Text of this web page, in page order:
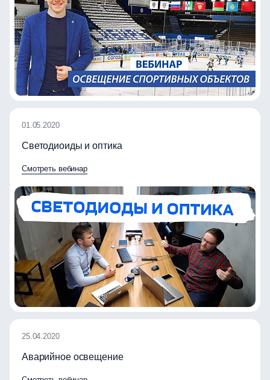
01.05.2020
Светодиоиды и оптика
Смотреть вебинар
25.04.2020
Аварийное освещение